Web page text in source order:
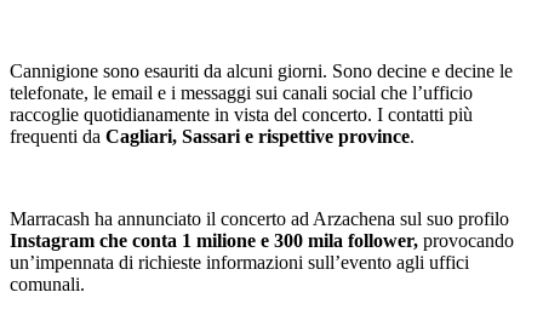
Cannigione sono esauriti da alcuni giorni. Sono decine e decine le
telefonate, le email e i messaggi sui canali social che l’ufficio
raccoglie quotidianamente in vista del concerto. I contatti più
frequenti da Cagliari, Sassari e rispettive province.
Marracash ha annunciato il concerto ad Arzachena sul suo profilo
Instagram che conta 1 milione e 300 mila follower, provocando
un’impennata di richieste informazioni sull’evento agli uffici
comunali.